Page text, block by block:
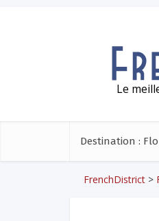
Le
Destination :
FrenchDistrict >